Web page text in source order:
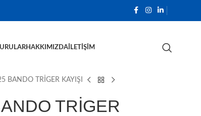
HAKKIMIZDA İLETIŞIM
BANDO TRİGER KAYIŞI
TRİGER